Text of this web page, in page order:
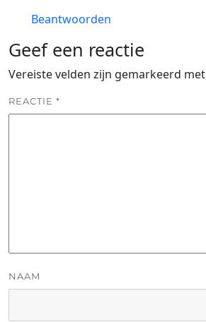
Beantwoorden
Geef een reactie
Vereiste velden zijn gemarkeerd met
REACTIE *
NAAM